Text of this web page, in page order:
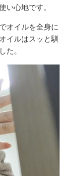
い心地です。
オイルを全身に
イルはスッと馴
た。